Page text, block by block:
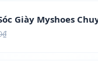
Giày Myshoes